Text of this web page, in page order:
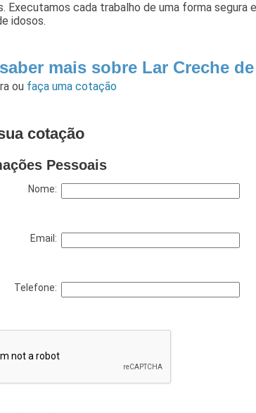
Executamos cada trabalho de uma forma
idosos.
mais sobre Lar Creche
ou faça uma cotação
cotação
Pessoais
Nome:
Email:
Telefone: